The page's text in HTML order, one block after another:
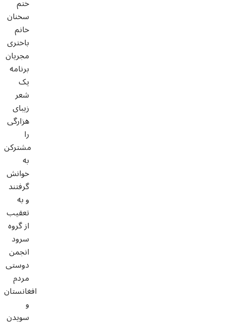
سخنان
خانم
باختری
مجریان
برنامه
یک
شعر
زیبای
هزارگی
را
مشترکن
به
خوانش
گرفتند
و به
تعقیب
از گروه
سرود
انجمن
دوستی
مردم
افغانستان
و
سویدن